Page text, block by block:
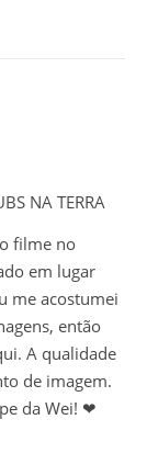
NA TERRA
filme no
em lugar
me acostumei
então
A qualidade
de imagem.
da Wei! ❤